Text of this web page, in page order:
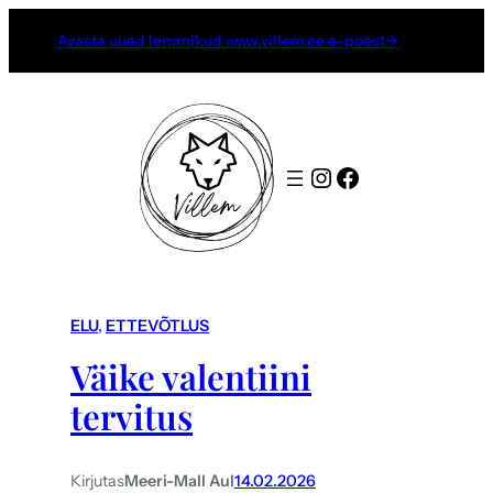
Avasta uued lemmikud www.villem.ee e-poest→
InstagramFacebook
ELU, ETTEVÕTLUS
Väike valentiini
tervitus
KirjutasMeeri-Mall Aul14.02.2026